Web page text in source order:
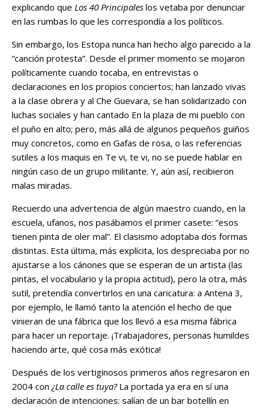
explicando que Los 40 Principales los vetaba por denunciar
en las rumbas lo que les correspondía a los políticos.
Sin embargo, los Estopa nunca han hecho algo parecido a la
“canción protesta”. Desde el primer momento se mojaron
políticamente cuando tocaba, en entrevistas o
declaraciones en los propios conciertos; han lanzado vivas
a la clase obrera y al Che Guevara, se han solidarizado con
luchas sociales y han cantado En la plaza de mi pueblo con
el puño en alto; pero, más allá de algunos pequeños guiños
muy concretos, como en Gafas de rosa, o las referencias
sutiles a los maquis en Te vi, te vi, no se puede hablar en
ningún caso de un grupo militante. Y, aún así, recibieron
malas miradas.
Recuerdo una advertencia de algún maestro cuando, en la
escuela, ufanos, nos pasábamos el primer casete: “esos
tienen pinta de oler mal”. El clasismo adoptaba dos formas
distintas. Esta última, más explícita, los despreciaba por no
ajustarse a los cánones que se esperan de un artista (las
pintas, el vocabulario y la propia actitud), pero la otra, más
sutil, pretendía convertirlos en una caricatura: a Antena 3,
por ejemplo, le llamó tanto la atención el hecho de que
vinieran de una fábrica que los llevó a esa misma fábrica
para hacer un reportaje. ¡Trabajadores, personas humildes
haciendo arte, qué cosa más exótica!
Después de los vertiginosos primeros años regresaron en
2004 con ¿La calle es tuya?La portada ya era en sí una
declaración de intenciones: salían de un bar botellín en